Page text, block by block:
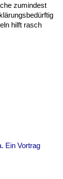
zumindest
hilft rasch
Ein Vortrag